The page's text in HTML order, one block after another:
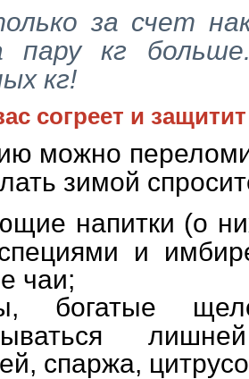
за счет
пару кг
кг!
согреет и
можно
зимой
напитки (о
и
чаи;
богатые
спаржа,